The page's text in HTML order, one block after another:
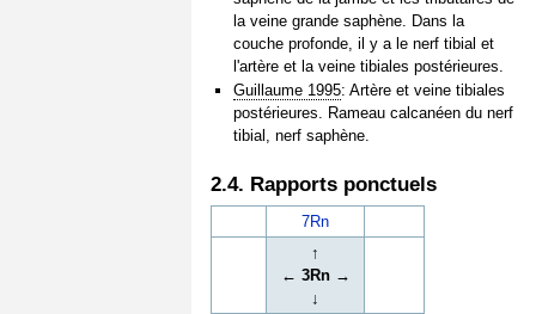
la veine grande saphène. Dans la
couche profonde, il y a le nerf tibial et
l'artère et la veine tibiales postérieures.
Guillaume 1995: Artère et veine tibiales
postérieures. Rameau calcanéen du nerf
tibial, nerf saphène.
2.4. Rapports ponctuels
7Rn
↑
← 3Rn →
↓